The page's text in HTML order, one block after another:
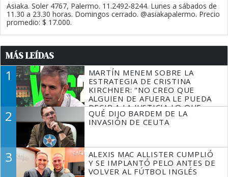
Asiaka. Soler 4767, Palermo. 11.2492-8244. Lunes a sábados de
11.30 a 23.30 horas. Domingos cerrado. @asiakapalermo. Precio
promedio: $ 17.000.
MÁS LEÍDAS
1
MARTÍN MENEM SOBRE LA
ESTRATEGIA DE CRISTINA
KIRCHNER: "NO CREO QUE
ALGUIEN DE AFUERA LE PUEDA
DECIR A LA JUSTICIA LO QUE
TIENE QUE HACER"
2
QUÉ DIJO BARDEM DE LA
INVASIÓN DE CEUTA
3
ALEXIS MAC ALLISTER CUMPLIÓ
Y SE IMPLANTÓ PELO ANTES DE
VOLVER AL FÚTBOL INGLÉS